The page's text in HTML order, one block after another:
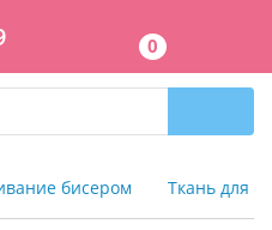
0
бисером Ткань для